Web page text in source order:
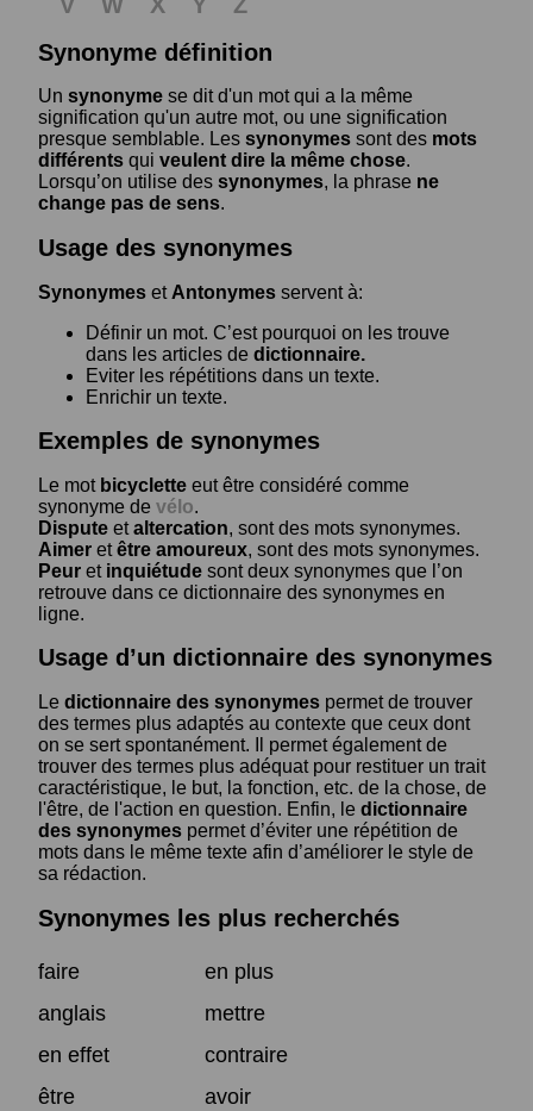
Synonyme définition
Un synonyme se dit d'un mot qui a la même
signification qu'un autre mot, ou une signification
presque semblable. Les synonymes sont des mots
différents qui veulent dire la même chose.
Lorsqu’on utilise des synonymes, la phrase ne
change pas de sens.
Usage des synonymes
Synonymes et Antonymes servent à:
Définir un mot. C’est pourquoi on les trouve
dans les articles de dictionnaire.
Eviter les répétitions dans un texte.
Enrichir un texte.
Exemples de synonymes
Le mot bicyclette eut être considéré comme
synonyme de vélo.
Dispute etaltercation, sont des mots synonymes.
Aimer etêtre amoureux, sont des mots synonymes.
Peur et inquiétude sont deux synonymes que l’on
retrouve dans ce dictionnaire des synonymes en
ligne.
Usage d’un dictionnaire des synonymes
Le dictionnaire des synonymes permet de trouver
des termes plus adaptés au contexte que ceux dont
on se sert spontanément. Il permet également de
trouver des termes plus adéquat pour restituer un trait
caractéristique, le but, la fonction, etc. de la chose, de
l'être, de l'action en question. Enfin, le dictionnaire
des synonymes permet d’éviter une répétition de
mots dans le même texte afin d’améliorer le style de
sa rédaction.
Synonymes les plus recherchés
faire
en plus
anglais
mettre
en effet
contraire
être
avoir